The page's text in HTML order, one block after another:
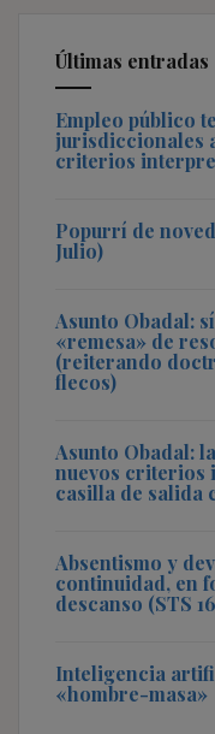
Últimas entradas
Empleo público
jurisdiccionales
criterios
Popurrí de
Julio)
Asunto Obadal:
«remesa» de
(reiterando
flecos)
Asunto Obadal:
nuevos criterios
casilla de salida
Absentismo y
continuidad, en
descanso (STS
Inteligencia
«hombre-masa»